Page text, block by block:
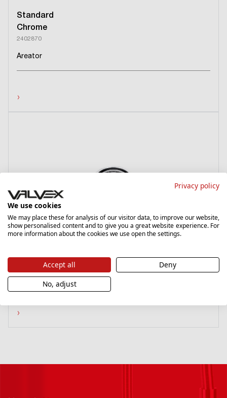
Standard
Chrome
2402870
Areator
›
Standard
Areator
›
Privacy policy
We use cookies
We may place these for analysis of our visitor data, to improve our website,
show personalised content and to give you a great website experience. For
more information about the cookies we use open the settings.
Accept all
Deny
No, adjust